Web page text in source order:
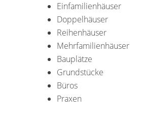
Einfamilienhäuser
Doppelhäuser
Reihenhäuser
Mehrfamilienhäuser
Bauplätze
Grundstücke
Büros
Praxen